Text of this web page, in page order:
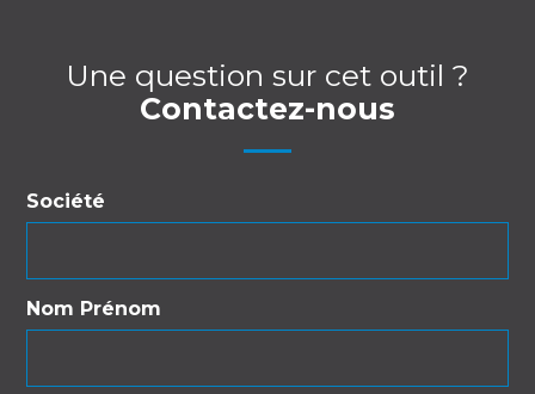
Une question sur cet outil ?
Contactez-nous
Société
Nom Prénom